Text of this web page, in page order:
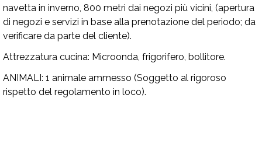
navetta in inverno, 800 metri dai negozi più vicini, (apertura
di negozi e servizi in base alla prenotazione del periodo; da
verificare da parte del cliente).
Attrezzatura cucina: Microonda, frigorifero, bollitore.
ANIMALI: 1 animale ammesso (Soggetto al rigoroso
rispetto del regolamento in loco).